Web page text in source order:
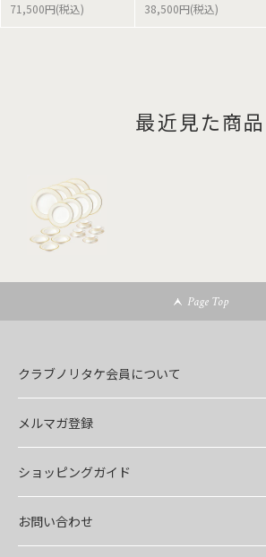
71,500円(税込) 38,500円(税込)
最近見た商品
Page Top
クラブノリタケ会員について
メルマガ登録
ショッピングガイド
お問い合わせ